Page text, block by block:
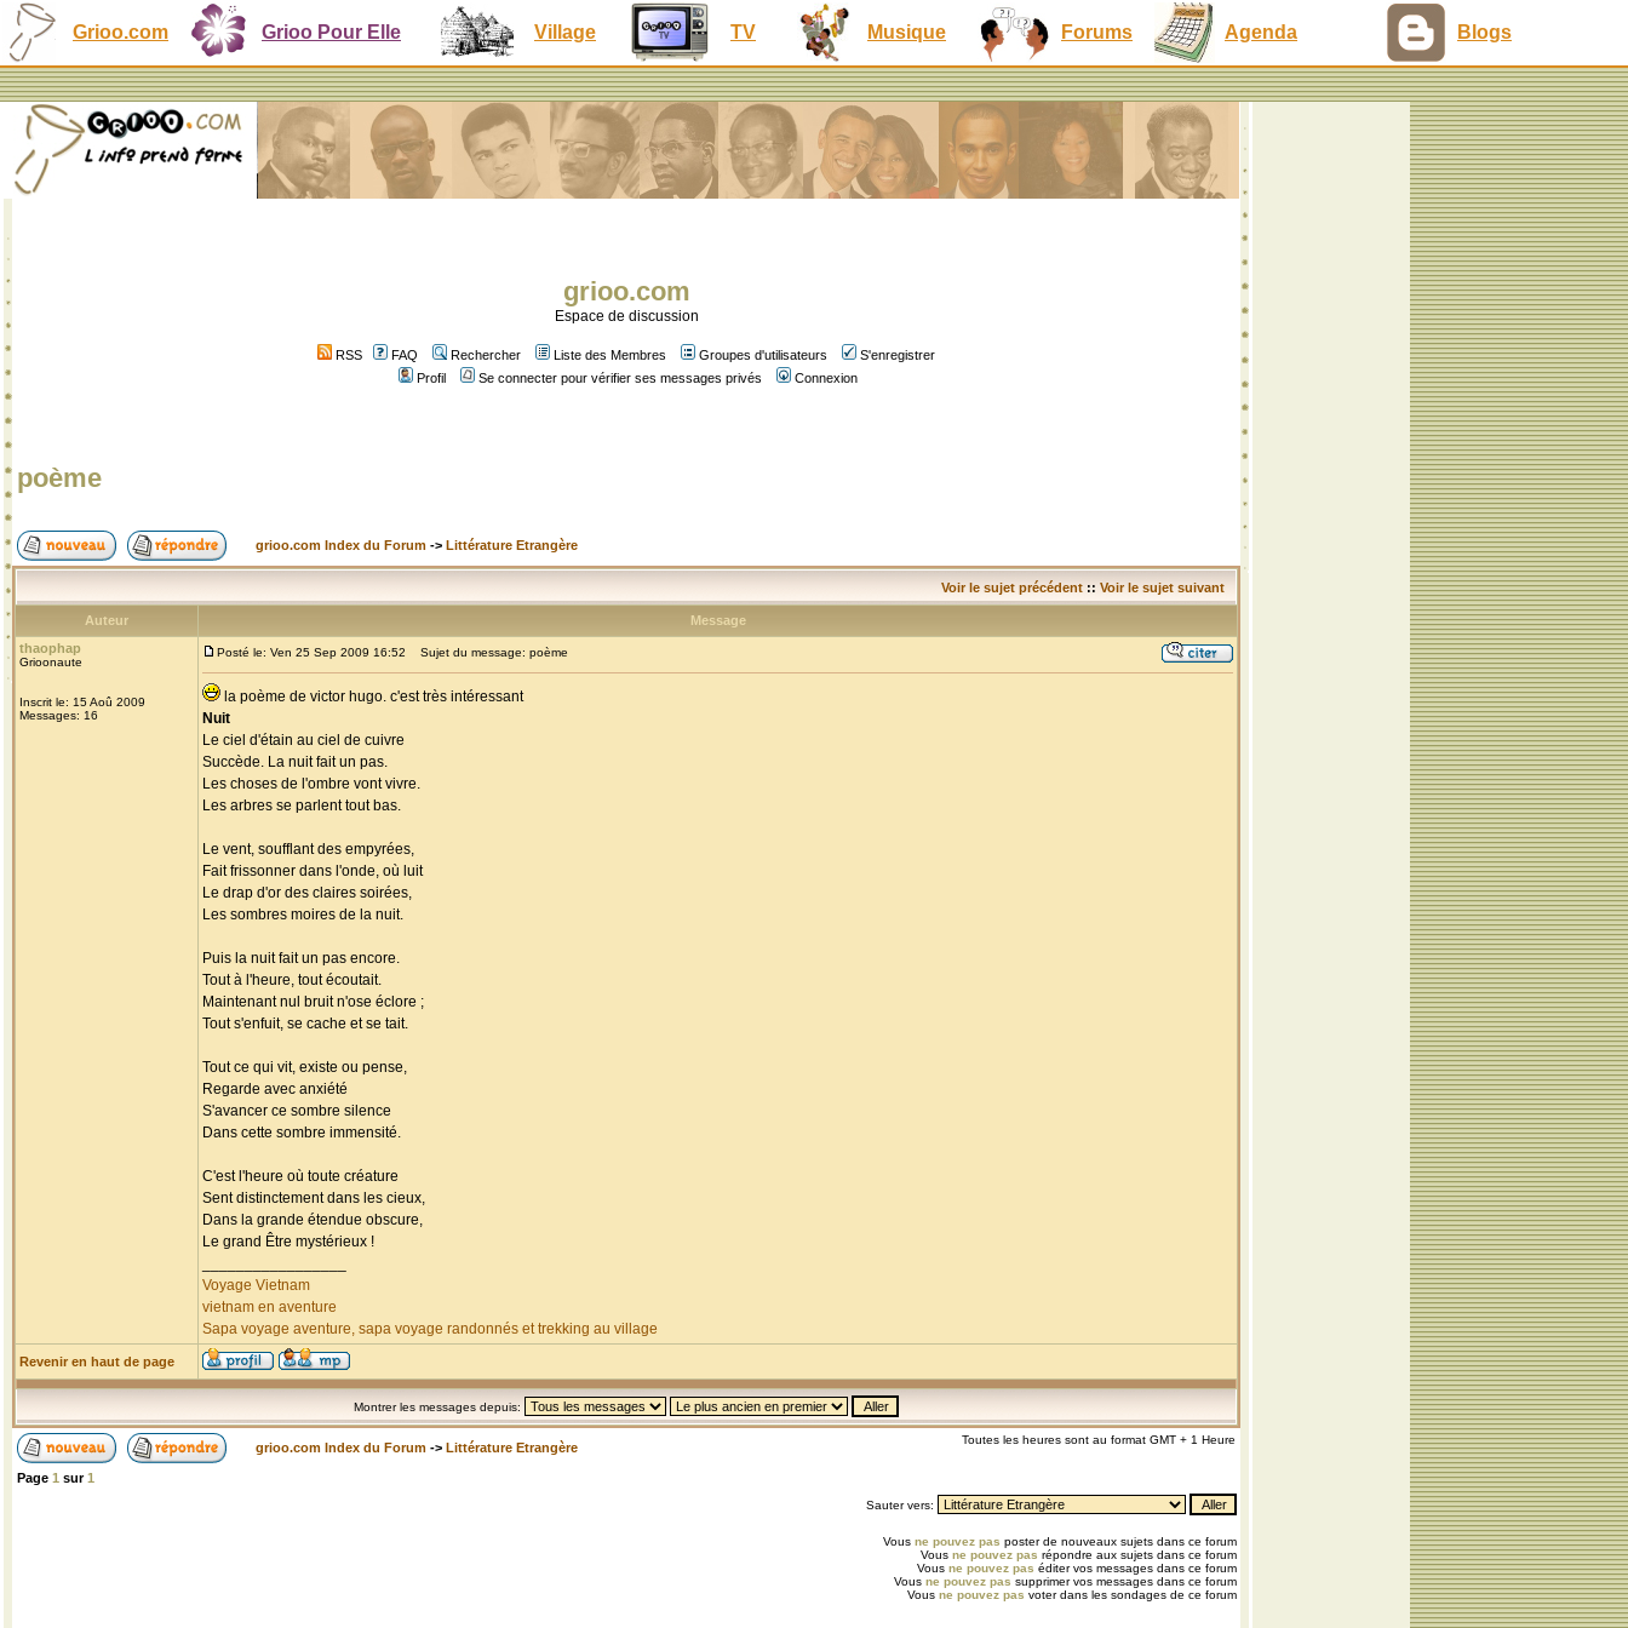
Grioo.com Grioo Pour Elle Village TV Musique Forums Agenda Blogs
grioo.com
Espace de discussion
RSS FAQ Rechercher Liste des Membres Groupes d'utilisateurs
S'enregistrer
Profil
Se connecter pour vérifier ses messages privés Connexion
poème
grioo.com Index du Forum -> Littérature Etrangère
Voir le sujet précédent :: Voir le sujet suivant
Auteur
Message
thaophap
Grioonaute
Inscrit le: 15 Aoû 2009
Messages: 16
Posté le: Ven 25 Sep 2009 16:52 Sujet du message: poème
la poème de victor hugo. c'est très intéressant
Nuit
Le ciel d'étain au ciel de cuivre
Succède. La nuit fait un pas.
Les choses de l'ombre vont vivre.
Les arbres se parlent tout bas.
Le vent, soufflant des empyrées,
Fait frissonner dans l'onde, où luit
Le drap d'or des claires soirées,
Les sombres moires de la nuit.
Puis la nuit fait un pas encore.
Tout à l'heure, tout écoutait.
Maintenant nul bruit n'ose éclore ;
Tout s'enfuit, se cache et se tait.
Tout ce qui vit, existe ou pense,
Regarde avec anxiété
S'avancer ce sombre silence
Dans cette sombre immensité.
C'est l'heure où toute créature
Sent distinctement dans les cieux,
Dans la grande étendue obscure,
Le grand Être mystérieux !
Voyage Vietnam
vietnam en aventure
Sapa voyage aventure, sapa voyage randonnés et trekking au village
Revenir en haut de page
Montrer les messages depuis:
grioo.com Index du Forum -> Littérature Etrangère
Toutes les heures sont au format GMT + 1 Heure
Page 1 sur1
Sauter vers:
Vous ne pouvez pas poster de nouveaux sujets dans ce forum
Vous ne pouvez pas répondre aux sujets dans ce forum
Vous ne pouvez pas éditer vos messages dans ce forum
Vous ne pouvez pas supprimer vos messages dans ce forum
Vous ne pouvez pas voter dans les sondages de ce forum